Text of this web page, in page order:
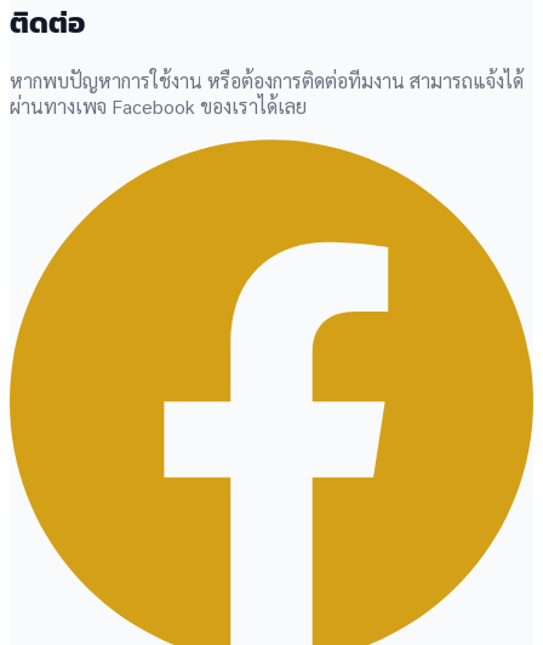
ติดต่อ
หากพบปัญหาการใช้งาน หรือต้องการติดต่อทีมงาน สามารถแจ้งได้
ผ่านทางเพจ Facebook ของเราได้เลย